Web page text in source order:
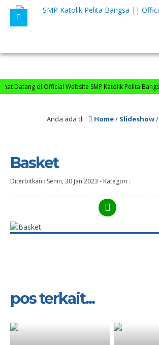
Datang di Official Website SMP Katolik Pelita Bangsa
Anda ada di : Home/ Slideshow/
Basket
Diterbitkan : Senin, 30 Jan 2023 - Kategori :
pos terkait...